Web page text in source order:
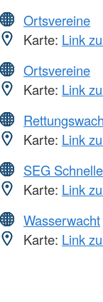
Ortsvereine
Karte: Link
Ortsvereine
Karte: Link
Karte: Link
SEG
Karte: Link
Wasserwacht
Karte: Link